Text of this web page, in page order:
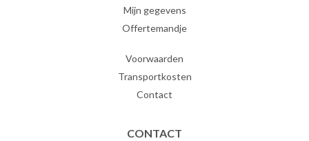
Mijn gegevens
Offertemandje
Voorwaarden
Transportkosten
Contact
CONTACT